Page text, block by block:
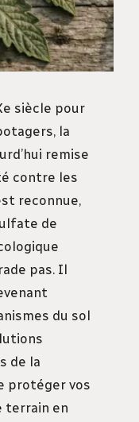
siècle pour
la
remise
contre les
reconnue,
de
pas. Il
du sol
de la
protéger vos
terrain en